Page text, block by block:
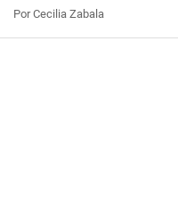
Por Cecilia Zabala